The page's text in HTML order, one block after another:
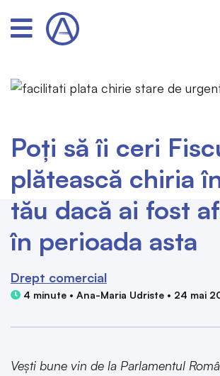
Poți să îi ceri
plătească chiria
tău dacă ai fost
în perioada asta
Drept comercial
4 minute • Ana-Maria Udriste • 24 mai
Vești bune vin de la Parlamentul